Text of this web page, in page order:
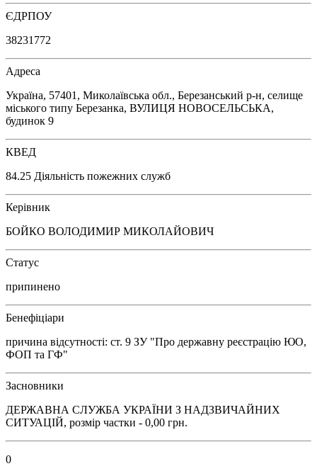
ЄДРПОУ
38231772
Адреса
Україна, 57401, Миколаївська обл., Березанський р-н, селище
міського типу Березанка, ВУЛИЦЯ НОВОСЕЛЬСЬКА,
будинок 9
КВЕД
84.25 Діяльність пожежних служб
Керівник
БОЙКО ВОЛОДИМИР МИКОЛАЙОВИЧ
Статус
припинено
Бенефіціари
причина відсутності: ст. 9 ЗУ "Про державну реєстрацію ЮО,
ФОП та ГФ"
Засновники
ДЕРЖАВНА СЛУЖБА УКРАЇНИ З НАДЗВИЧАЙНИХ
СИТУАЦІЙ, розмір частки - 0,00 грн.
0